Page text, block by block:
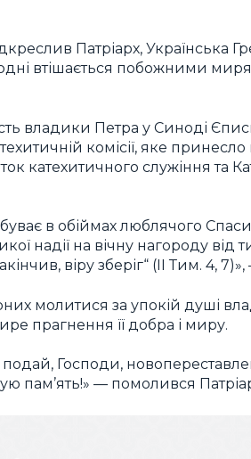
Патріарх, Українська
втішається побожними
владики Петра у Синоді
комісії, яке
катехитичного служіння та
в обіймах люблячого
надії на вічну нагороду від
віру зберіг“ (II Тим. 4,
молитися за упокій душі
прагнення її добра і миру.
Господи,
пам’ять!» — помолився